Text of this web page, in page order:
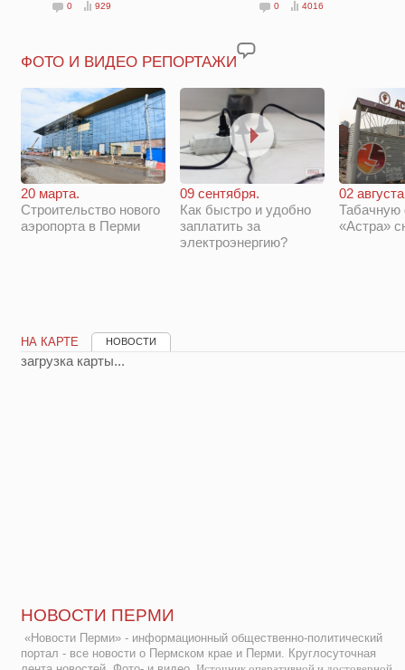
0 929 0 4016
ФОТО И ВИДЕО РЕПОРТАЖИ
20 марта.
Строительство нового
аэропорта в Перми
09 сентября.
Как быстро и удобно
заплатить за
электроэнергию?
02
Табачную
«Астра»
НА КАРТЕ НОВОСТИ
загрузка карты...
НОВОСТИ ПЕРМИ
«Новости Перми» - информационный общественно-политический
портал - все новости о Пермском крае и Перми. Круглосуточная